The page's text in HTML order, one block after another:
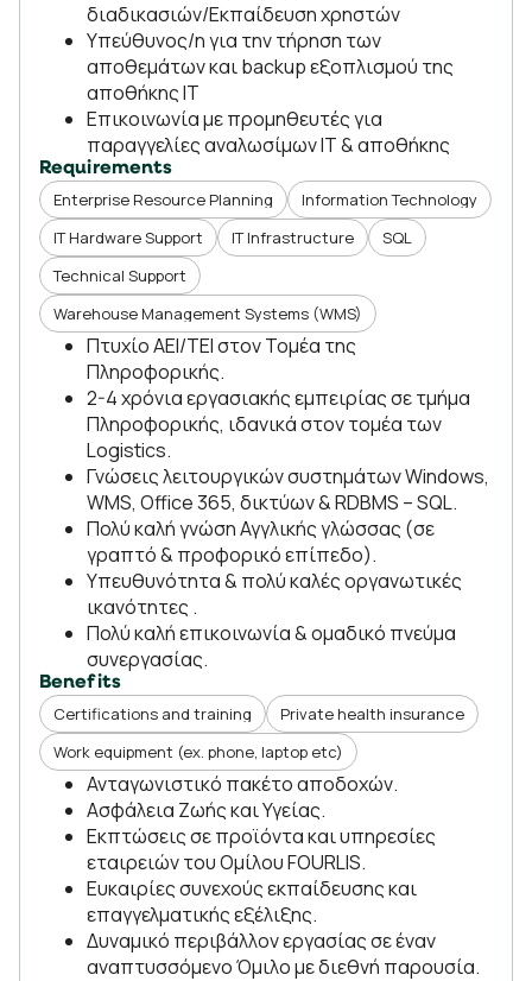
διαδικασιών/Εκπαίδευση χρηστών
Υπεύθυνος/η για την τήρηση των
αποθεμάτων και backup εξοπλισμού της
αποθήκης ΙΤ
Επικοινωνία με προμηθευτές για
παραγγελίες αναλωσίμων ΙΤ & αποθήκης
Requirements
Enterprise Resource Planning
Information Technology
IT Hardware Support
IT Infrastructure
SQL
Technical Support
Warehouse Management Systems (WMS)
Πτυχίο ΑΕΙ/ΤΕΙ στον Τομέα της
Πληροφορικής.
2-4 χρόνια εργασιακής εμπειρίας σε τμήμα
Πληροφορικής, ιδανικά στον τομέα των
Logistics.
Γνώσεις λειτουργικών συστημάτων Windows,
WMS, Office 365, δικτύων & RDBMS – SQL.
Πολύ καλή γνώση Αγγλικής γλώσσας (σε
γραπτό & προφορικό επίπεδο).
Υπευθυνότητα & πολύ καλές οργανωτικές
ικανότητες .
Πολύ καλή επικοινωνία & ομαδικό πνεύμα
συνεργασίας.
Benefits
Certifications and training
Private health insurance
Work equipment (ex. phone, laptop etc)
Ανταγωνιστικό πακέτο αποδοχών.
Ασφάλεια Ζωής και Υγείας.
Εκπτώσεις σε προϊόντα και υπηρεσίες
εταιρειών του Ομίλου FOURLIS.
Ευκαιρίες συνεχούς εκπαίδευσης και
επαγγελματικής εξέλιξης.
Δυναμικό περιβάλλον εργασίας σε έναν
αναπτυσσόμενο Όμιλο με διεθνή παρουσία.